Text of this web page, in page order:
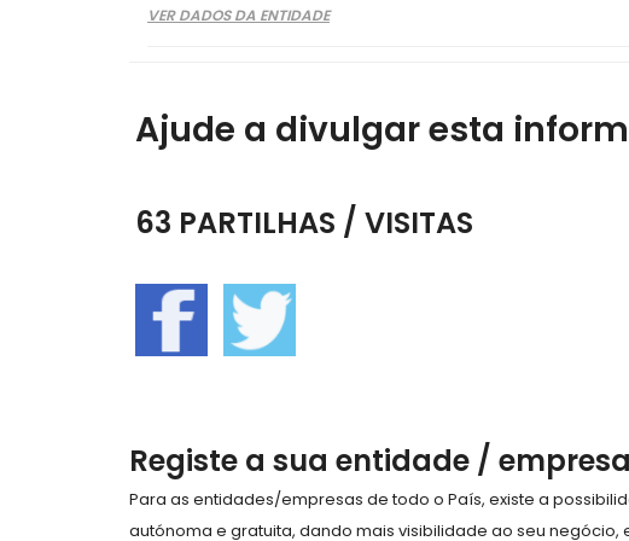
VER DADOS DA ENTIDADE
Ajude a divulgar esta
63 PARTILHAS / VISITAS
Registe a sua entidade /
Para as entidades/empresas de todo o País, existe a
autónoma e gratuita, dando mais visibilidade ao seu